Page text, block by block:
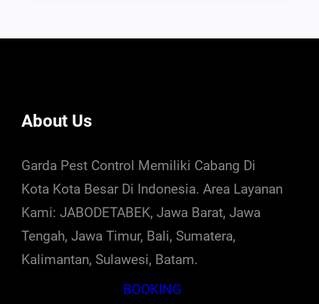
About Us
Garda Pest Control Memiliki Cabang Di
Kota Kota Besar Di Indonesia. Area Layanan
Kami: JABODETABEK, Jawa Barat, Jawa
Tengah, Jawa Timur, Bali, Sumatera,
Kalimantan, Sulawesi, Batam.
BOOKING